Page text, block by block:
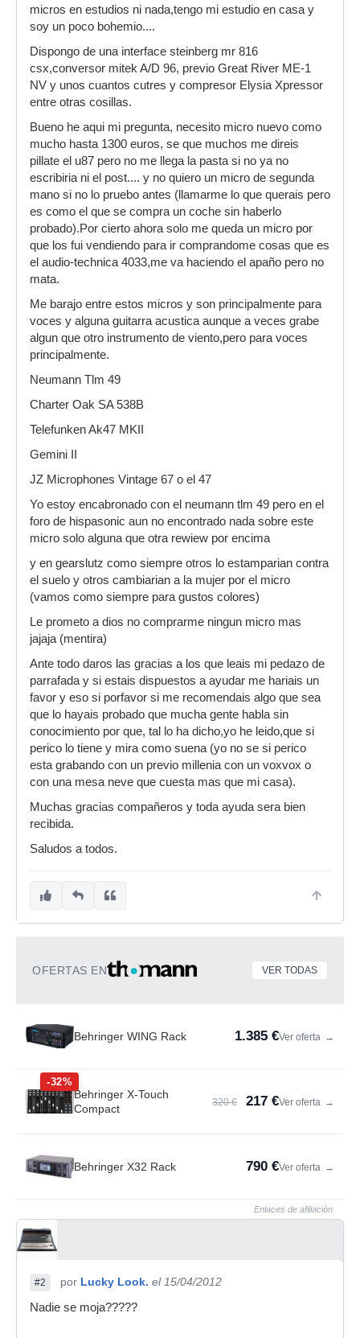
micros en estudios ni nada,tengo mi estudio en casa y
soy un poco bohemio....
Dispongo de una interface steinberg mr 816
csx,conversor mitek A/D 96, previo Great River ME-1
NV y unos cuantos cutres y compresor Elysia Xpressor
entre otras cosillas.
Bueno he aqui mi pregunta, necesito micro nuevo como
mucho hasta 1300 euros, se que muchos me direis
pillate el u87 pero no me llega la pasta si no ya no
escribiria ni el post.... y no quiero un micro de segunda
mano si no lo pruebo antes (llamarme lo que querais pero
es como el que se compra un coche sin haberlo
probado).Por cierto ahora solo me queda un micro por
que los fui vendiendo para ir comprandome cosas que es
el audio-technica 4033,me va haciendo el apaño pero no
mata.
Me barajo entre estos micros y son principalmente para
voces y alguna guitarra acustica aunque a veces grabe
algun que otro instrumento de viento,pero para voces
principalmente.
Neumann Tlm 49
Charter Oak SA 538B
Telefunken Ak47 MKII
Gemini II
JZ Microphones Vintage 67 o el 47
Yo estoy encabronado con el neumann tlm 49 pero en el
foro de hispasonic aun no encontrado nada sobre este
micro solo alguna que otra rewiew por encima
y en gearslutz como siempre otros lo estamparian contra
el suelo y otros cambiarian a la mujer por el micro
(vamos como siempre para gustos colores)
Le prometo a dios no comprarme ningun micro mas
jajaja (mentira)
Ante todo daros las gracias a los que leais mi pedazo de
parrafada y si estais dispuestos a ayudar me hariais un
favor y eso si porfavor si me recomendais algo que sea
que lo hayais probado que mucha gente habla sin
conocimiento por que, tal lo ha dicho,yo he leido,que si
perico lo tiene y mira como suena (yo no se si perico
esta grabando con un previo millenia con un voxvox o
con una mesa neve que cuesta mas que mi casa).
Muchas gracias compañeros y toda ayuda sera bien
recibida.
Saludos a todos.
OFERTAS EN VER TODAS
Behringer WING Rack 1.385 €Ver oferta →
-32%
Behringer X-Touch
Compact
320 € 217 €Ver oferta →
Behringer X32 Rack 790 €Ver oferta →
Enlaces de afiliación
#2 por Lucky Look. el 15/04/2012
Nadie se moja?????